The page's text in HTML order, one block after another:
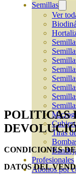
Semillas
Ver
Tiras
Profesionales
Abonos por
POLITICAS
CONDICIONES
DATOS DEL